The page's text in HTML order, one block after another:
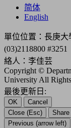
简体
English
單位位置：長庚
(03)2118800
絡人：李佳芸
Copyright ©
University All
最後更新日:
OK
Cancel
Close (Esc)
Share
Previous (arrow left)